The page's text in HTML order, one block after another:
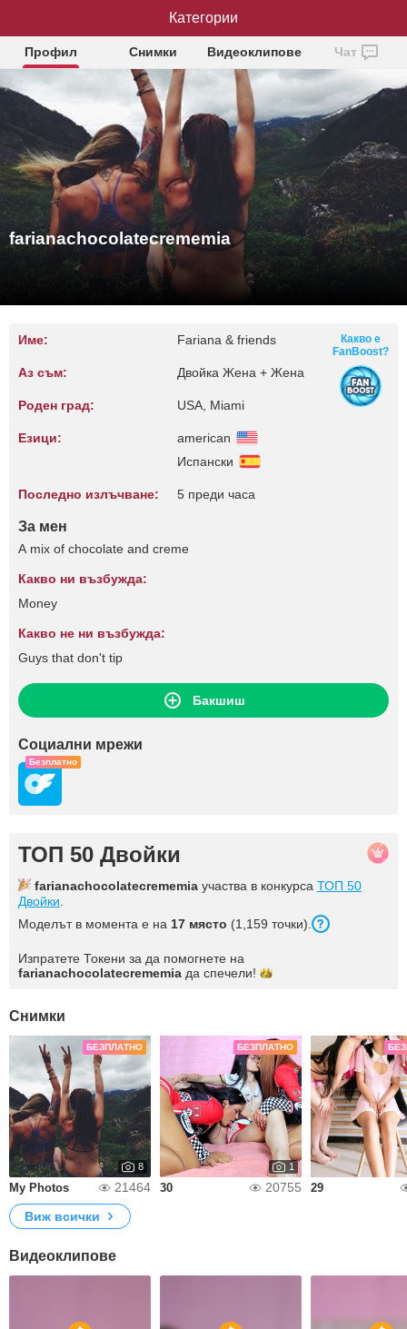
farianachocolatecrememia
Профил Снимки Видеоклипове Чат
farianachocolatecrememia
Име: Fariana & friends
Аз съм: Двойка Жена + Жена
Роден град: USA, Miami
Езици:
american
Испански
Последно излъчване: 5 преди часа
Какво е
FanBoost?
За мен
A mix of chocolate and creme
Какво ни възбужда:
Money
Какво не ни възбужда:
Guys that don't tip
Бакшиш
Социални мрежи
Безплатно
ТОП 50 Двойки
farianachocolatecrememia участва в конкурса ТОП 50
Двойки
Моделът в момента е на 17 място (1,159 точки).
Изпратете Токени за да помогнете на
farianachocolatecrememia да спечели!
Снимки
БЕЗПЛАТНО
8
My Photos 21464
БЕЗПЛАТНО
1
30 20755 29
Виж всички
Видеоклипове
Категории